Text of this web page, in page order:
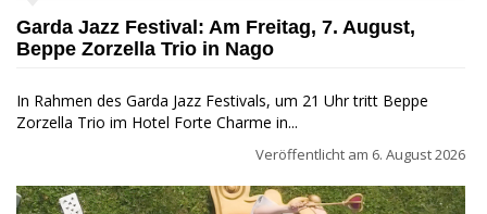
Garda Jazz Festival: Am Freitag, 7. August,
Beppe Zorzella Trio in Nago
In Rahmen des Garda Jazz Festivals, um 21 Uhr tritt Beppe
Zorzella Trio im Hotel Forte Charme in...
Veröffentlicht am 6. August 2026